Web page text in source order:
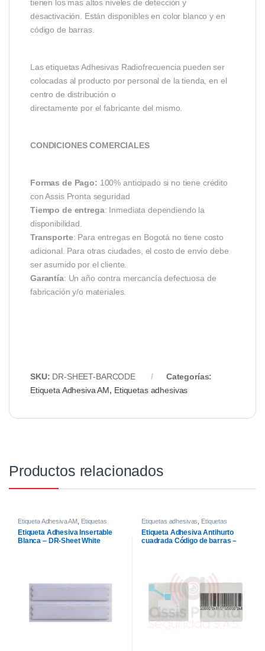
tienen los mas altos niveles de detección y
desactivación. Están disponibles en color blanco y en
código de barras.
Las etiquetas Adhesivas Radiofrecuencia pueden ser
colocadas al producto por personal de la tienda, en el
centro de distribución o
directamente por el fabricante del mismo.
CONDICIONES COMERCIALES
Formas de Pago: 100% anticipado si no tiene crédito
con Assis Pronta seguridad
Tiempo de entrega: Inmediata dependiendo la
disponibilidad.
Transporte: Para entregas en Bogotá no tiene costo
adicional. Para otras ciudades, el costo de envío debe
ser asumido por el cliente.
Garantía: Un año contra mercancía defectuosa de
fabricación y/o materiales.
SKU: DR-SHEET-BARCODE
Categorías:
Etiqueta Adhesiva AM, Etiquetas adhesivas
Productos relacionados
Etiqueta Adhesiva AM Etiquetas
Antihurto
Etiqueta Adhesiva Insertable
Blanca – DR-Sheet White
Etiquetas adhesivas
Etiquetas
Etiqueta Adhesiva Antihurto
cuadrada Código de barras –